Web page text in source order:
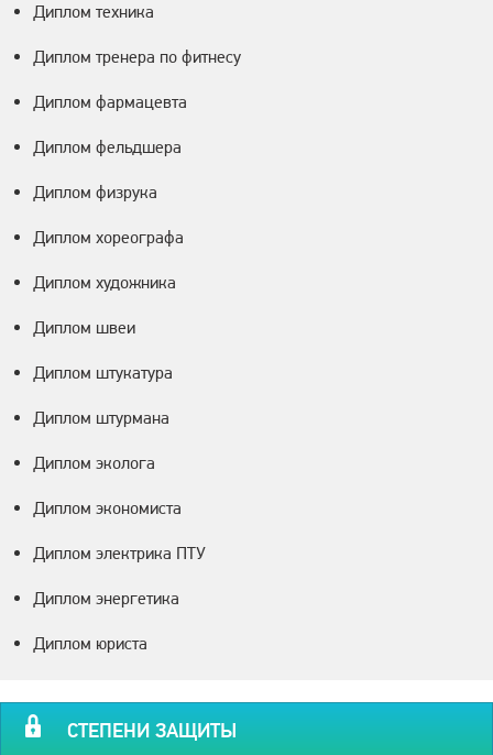
Диплом техника
Диплом тренера по фитнесу
Диплом фармацевта
Диплом фельдшера
Диплом физрука
Диплом хореографа
Диплом художника
Диплом швеи
Диплом штукатура
Диплом штурмана
Диплом эколога
Диплом экономиста
Диплом электрика ПТУ
Диплом энергетика
Диплом юриста
СТЕПЕНИ ЗАЩИТЫ